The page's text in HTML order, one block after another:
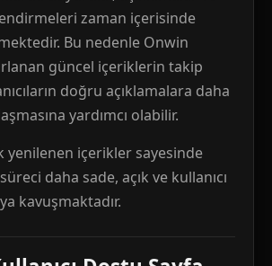
zaman içerisinde
Bu nedenle Onwin
güncel içeriklerin takip
doğru açıklamalara daha
yardımcı olabilir.
yenilenen içerikler sayesinde
daha sade, açık ve kullanıcı
kavuşmaktadır.